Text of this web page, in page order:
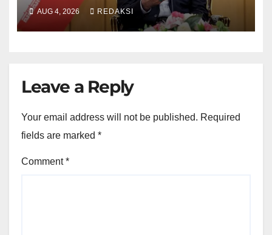
AUG 4, 2026 REDAKSI
Leave a Reply
Your email address will not be published. Required
fields are marked *
Comment*